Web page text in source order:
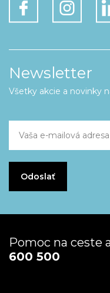
Newsletter
Všetky akcie a novinky
Pomoc na ceste
600 500